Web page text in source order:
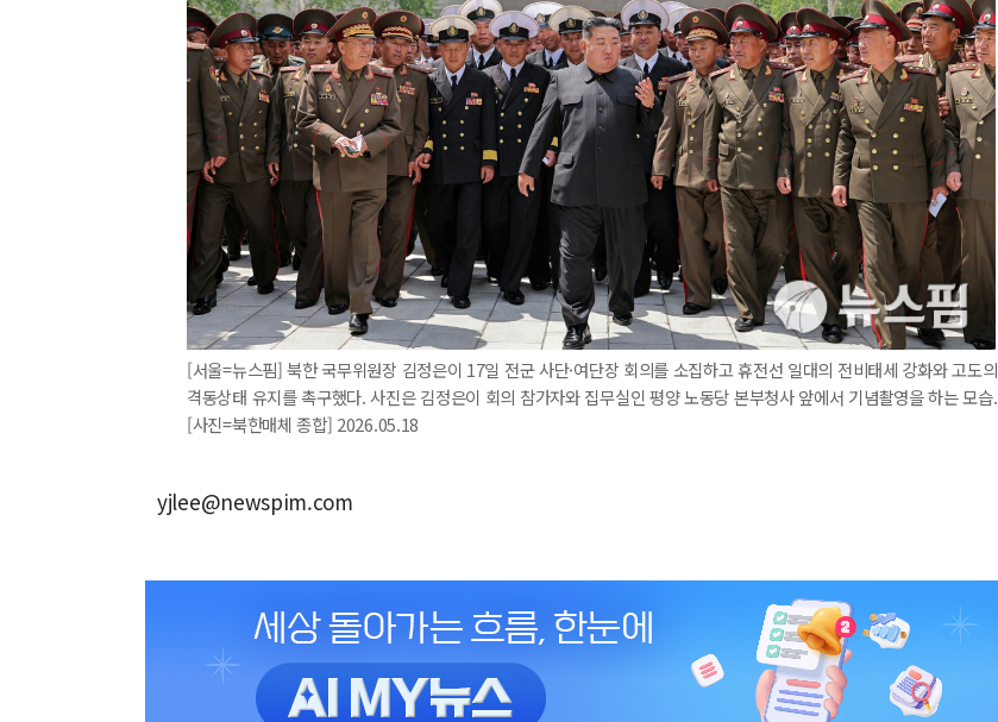
[서울=뉴스핌] 북한 국무위원장 김정은이 17일 전군 사단·여단장 회의를 소집하고 휴전선 일대의 전비태세 강화와 고도의
격동상태 유지를 촉구했다. 사진은 김정은이 회의 참가자와 집무실인 평양 노동당 본부청사 앞에서 기념촬영을 하는 모습.
[사진=북한매체 종합] 2026.05.18
yjlee@newspim.com